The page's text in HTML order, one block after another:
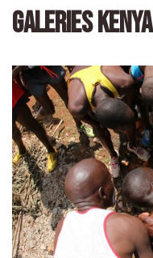
GALERIES KENYA